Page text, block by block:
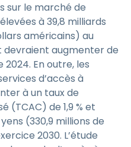
sur le marché de
à 39,8 milliards
américains) au
devraient augmenter de
2024. En outre, les
d’accès à
à un taux de
(TCAC) de 1,9 % et
(330,9 millions de
2030. L’étude